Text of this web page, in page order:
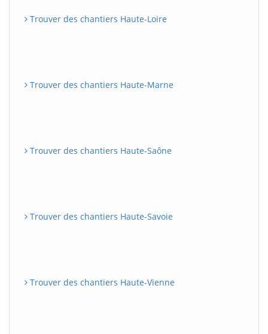
Trouver des chantiers Haute-Loire
Trouver des chantiers Haute-Marne
Trouver des chantiers Haute-Saône
Trouver des chantiers Haute-Savoie
Trouver des chantiers Haute-Vienne